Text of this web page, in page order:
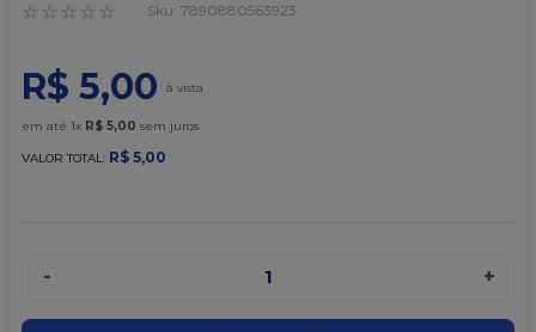
☆ ☆ ☆ ☆ ☆ : 7890880563923
R$ 5,00
em até 1x R$ 5,00 sem juros
VALOR TOTAL: R$ 5,00
- 1 +
9º
caixa kraft
10º chocolate